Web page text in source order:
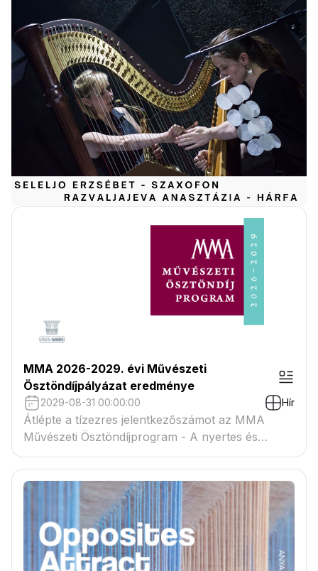
MMA 2026-2029. évi Művészeti
Ösztöndíjpályázat eredménye
2029-08-31 00:00:00 Hír
Átlépte a tízezres jelentkezőszámot az MMA
Művészeti Ösztöndíjprogram - A nyertes és
tartaléklistás pályázók névsora megtekinthető a
csatolmányban